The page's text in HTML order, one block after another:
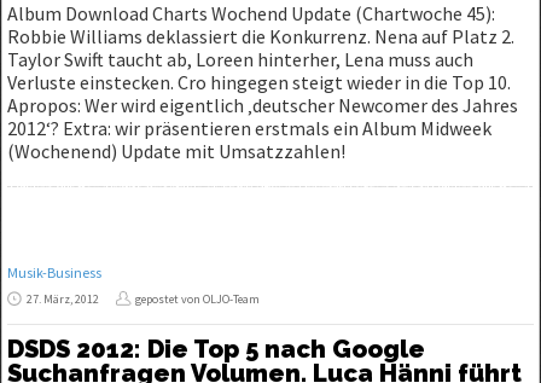
Album Download Charts Wochend Update (Chartwoche 45):
Robbie Williams deklassiert die Konkurrenz. Nena auf Platz 2.
Taylor Swift taucht ab, Loreen hinterher, Lena muss auch
Verluste einstecken. Cro hingegen steigt wieder in die Top 10.
Apropos: Wer wird eigentlich ‚deutscher Newcomer des Jahres
2012‘? Extra: wir präsentieren erstmals ein Album Midweek
(Wochenend) Update mit Umsatzzahlen!
Musik-Business
27. März, 2012 gepostet von OLJO-Team
DSDS 2012: Die Top 5 nach Google
Suchanfragen Volumen. Luca Hänni führt